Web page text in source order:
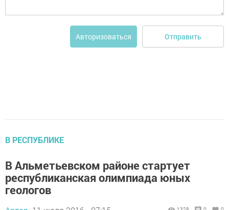
Авторизоваться Отправить
В РЕСПУБЛИКЕ
В Альметьевском районе стартует
республиканская олимпиада юных
геологов